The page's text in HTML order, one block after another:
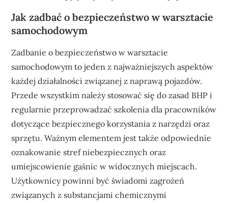
Jak zadbać o bezpieczeństwo w warsztacie
samochodowym
Zadbanie o bezpieczeństwo w warsztacie
samochodowym to jeden z najważniejszych aspektów
każdej działalności związanej z naprawą pojazdów.
Przede wszystkim należy stosować się do zasad BHP i
regularnie przeprowadzać szkolenia dla pracowników
dotyczące bezpiecznego korzystania z narzędzi oraz
sprzętu. Ważnym elementem jest także odpowiednie
oznakowanie stref niebezpiecznych oraz
umiejscowienie gaśnic w widocznych miejscach.
Użytkownicy powinni być świadomi zagrożeń
związanych z substancjami chemicznymi